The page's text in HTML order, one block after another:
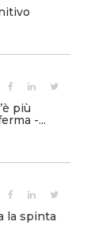
più
-...
la spinta